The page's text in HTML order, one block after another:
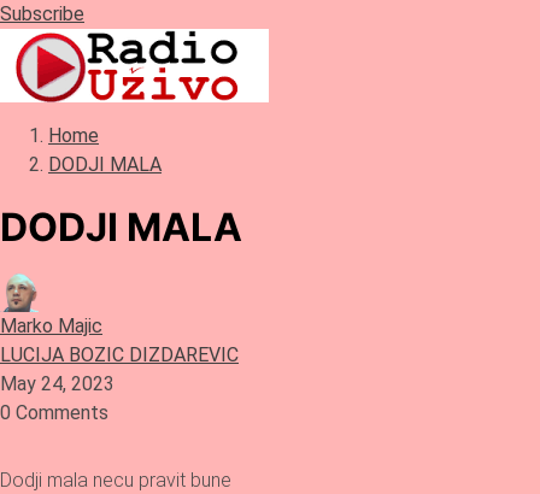
Subscribe
Home
DODJI MALA
DODJI MALA
Marko Majic
LUCIJA BOZIC DIZDAREVIC
May 24, 2023
0 Comments
Dodji mala necu pravit bune